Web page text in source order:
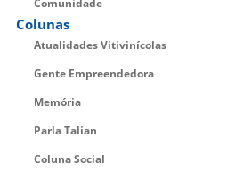
Comunidade
Colunas
Atualidades Vitivinícolas
Gente Empreendedora
Memória
Parla Talian
Coluna Social